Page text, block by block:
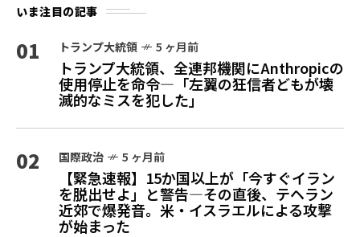
いま注目の記事
01 トランプ大統領 5 ヶ月前
トランプ大統領、全連邦機関にAnthropicの
使用停止を命令—「左翼の狂信者どもが壊
滅的なミスを犯した」
02 国際政治 5 ヶ月前
【緊急速報】15か国以上が「今すぐイラン
を脱出せよ」と警告—その直後、テヘラン
近郊で爆発音。米・イスラエルによる攻撃
が始まった